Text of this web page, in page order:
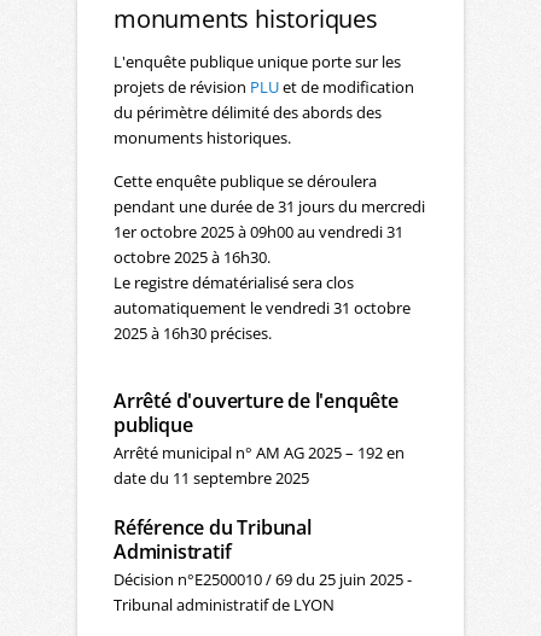
monuments historiques
L'enquête publique unique porte sur les
projets de révision PLUet de modification
du périmètre délimité des abords des
monuments historiques.
Cette enquête publique se déroulera
pendant une durée de 31 jours du mercredi
1er octobre 2025 à 09h00 au vendredi 31
octobre 2025 à 16h30.
Le registre dématérialisé sera clos
automatiquement le vendredi 31 octobre
2025 à 16h30 précises.
Arrêté d'ouverture de l'enquête
publique
Arrêté municipal n° AM AG 2025 – 192 en
date du 11 septembre 2025
Référence du Tribunal
Administratif
Décision n°E2500010 / 69 du 25 juin 2025 -
Tribunal administratif de LYON